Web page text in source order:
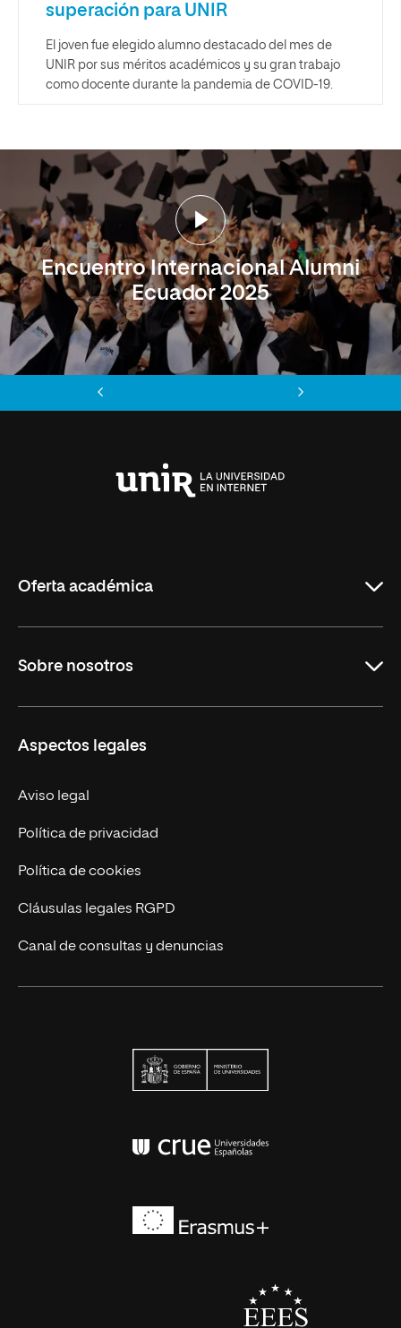
superación para UNIR
El joven fue elegido alumno destacado del mes de
UNIR por sus méritos académicos y su gran trabajo
como docente durante la pandemia de COVID-19.
Encuentro Internacional Alumni
Ecuador 2025
Oferta académica
Formación Continua
Sobre nosotros
Trabaja en UNIR
Actualidad
Contáctanos
Aspectos legales
Aviso legal
Política de privacidad
Política de cookies
Cláusulas legales RGPD
Canal de consultas y denuncias